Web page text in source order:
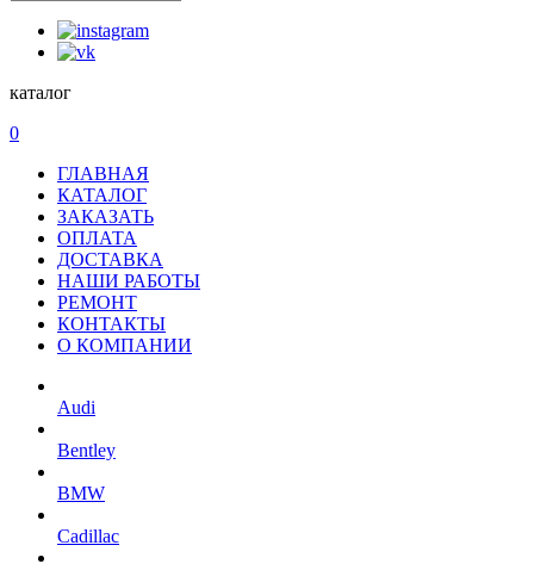
каталог
0
ГЛАВНАЯ
КАТАЛОГ
ЗАКАЗАТЬ
ОПЛАТА
ДОСТАВКА
НАШИ РАБОТЫ
РЕМОНТ
КОНТАКТЫ
О КОМПАНИИ
Audi
Bentley
BMW
Cadillac